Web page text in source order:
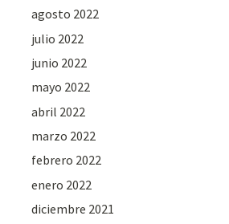
agosto 2022
julio 2022
junio 2022
mayo 2022
abril 2022
marzo 2022
febrero 2022
enero 2022
diciembre 2021